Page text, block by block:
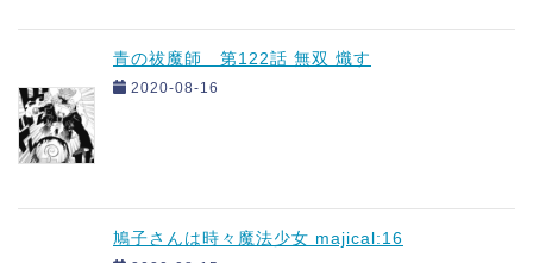
青の祓魔師 第122話 無双 熾す
2020-08-16
鳩子さんは時々魔法少女 majical:16